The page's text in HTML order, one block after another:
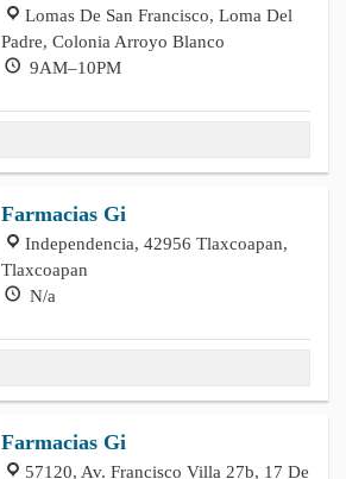
Lomas De San Francisco, Loma Del
Padre, Colonia Arroyo Blanco
9AM–10PM
Farmacias Gi
Independencia, 42956 Tlaxcoapan,
Tlaxcoapan
N/a
Farmacias Gi
57120, Av. Francisco Villa 27b, 17 De